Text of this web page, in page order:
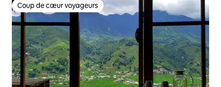
Coup de cœur voyageurs
Coup de cœur voyageurs